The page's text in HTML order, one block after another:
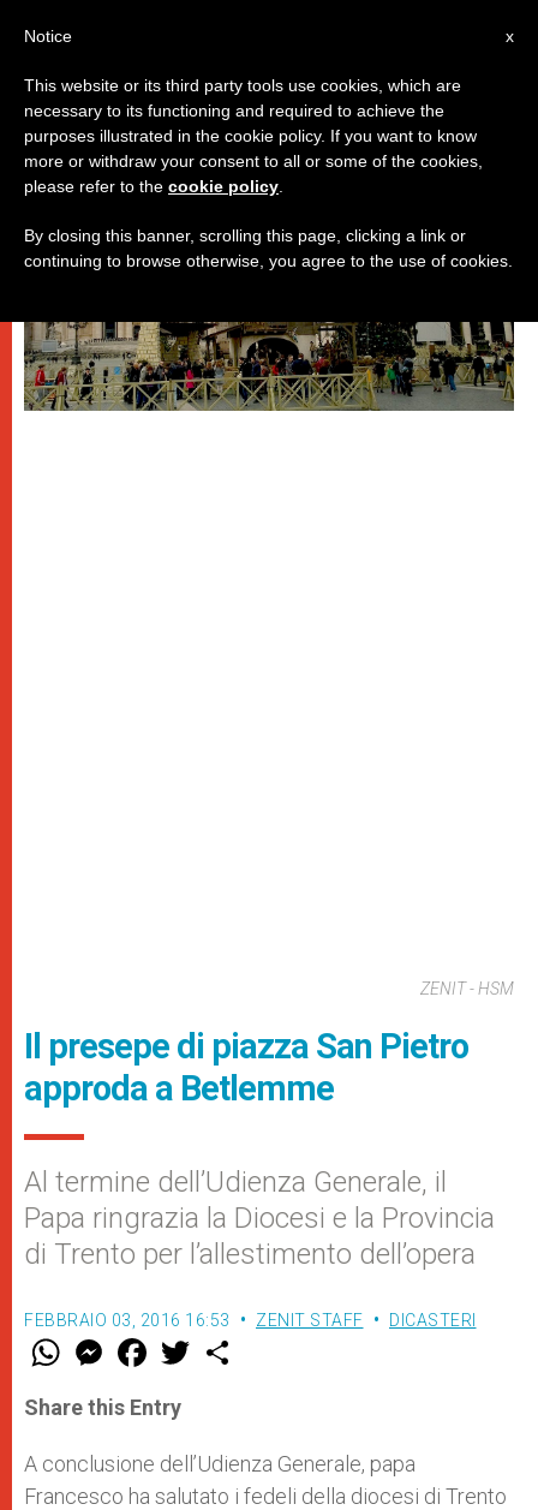
DICASTERI
ZENIT - HSM
Il presepe di piazza San Pietro
approda a Betlemme
Al termine dell’Udienza Generale, il
Papa ringrazia la Diocesi e la Provincia
di Trento per l’allestimento dell’opera
FEBBRAIO 03, 2016 16:53 ZENIT STAFF DICASTERI
W
t
s
p
p
M
e
s
e
g
e
r
F
a
e
b
o
k
w
r
Share this Entry
A conclusione dell’Udienza Generale, papa
Francesco ha salutato i fedeli della diocesi di Trento
x
Notice
This website or its third party tools use cookies, which are
necessary to its functioning and required to achieve the
purposes illustrated in the cookie policy. If you want to know
more or withdraw your consent to all or some of the cookies,
please refer to the cookie policy
By closing this banner, scrolling this page, clicking a link or
continuing to browse otherwise, you agree to the use of cookies.